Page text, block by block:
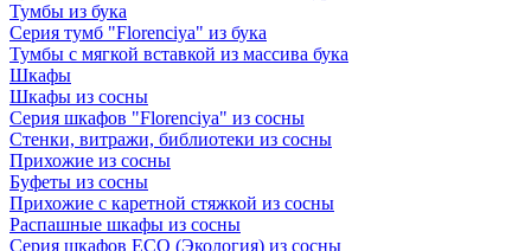
Тумбы из бука
Серия тумб "Florenciya" из бука
Тумбы с мягкой вставкой из массива бука
Шкафы
Шкафы из сосны
Серия шкафов "Florenciya" из сосны
Стенки, витражи, библиотеки из сосны
Прихожие из сосны
Буфеты из сосны
Прихожие с каретной стяжкой из сосны
Распашные шкафы из сосны
Серия шкафов ECO (Экология) из сосны